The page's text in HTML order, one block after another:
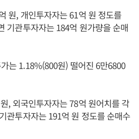
원, 개인투자자는 61억 원 정도를
기관투자자는 184억 원가량을 순매
는 1.18%(800원) 떨어진 6만6800
, 외국인투자자는 78억 원어치를 각
관투자자는 191억 원 정도를 순매수